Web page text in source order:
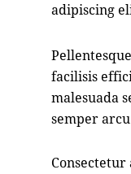
adipiscing
facilisis
malesuada
semper